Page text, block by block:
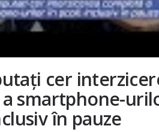
cer
smartphone-
în pauze